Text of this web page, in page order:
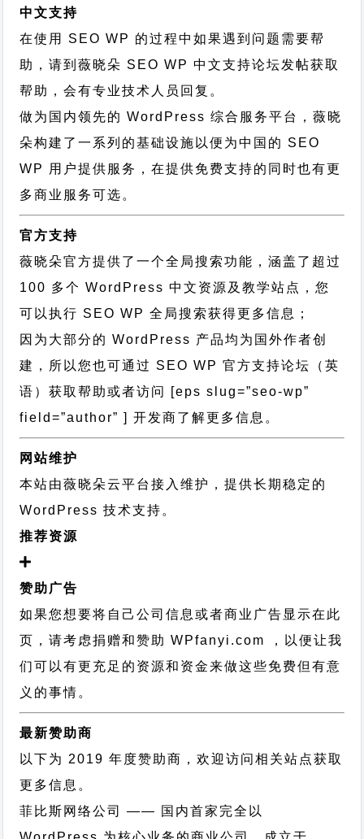
中文支持
在使用 SEO WP 的过程中如果遇到问题需要帮
助，请到薇晓朵 SEO WP 中文支持论坛发帖获取
帮助，会有专业技术人员回复。
做为国内领先的 WordPress 综合服务平台，薇晓
朵构建了一系列的基础设施以便为中国的 SEO
WP 用户提供服务，在提供免费支持的同时也有更
多商业服务可选。
官方支持
薇晓朵官方提供了一个全局搜索功能，涵盖了超过
100 多个 WordPress 中文资源及教学站点，您
可以执行 SEO WP 全局搜索获得更多信息；
因为大部分的 WordPress 产品均为国外作者创
建，所以您也可通过 SEO WP 官方支持论坛
（英
语）获取帮助或者访问 [eps slug=”seo-wp”
field=”author” ] 开发商了解更多信息。
网站维护
本站由薇晓朵云平台接入维护，提供长期稳定的
WordPress 技术支持 。
推荐资源
赞助广告
如果您想要将自己公司信息或者商业广告显示在此
页，请考虑捐赠和赞助 WPfanyi.com ，以便让我
们可以有更充足的资源和资金来做这些免费但有意
义的事情。
最新赞助商
以下为 2019 年度赞助商，欢迎访问相关站点获取
更多信息。
菲比斯网络公司
—— 国内首家完全以